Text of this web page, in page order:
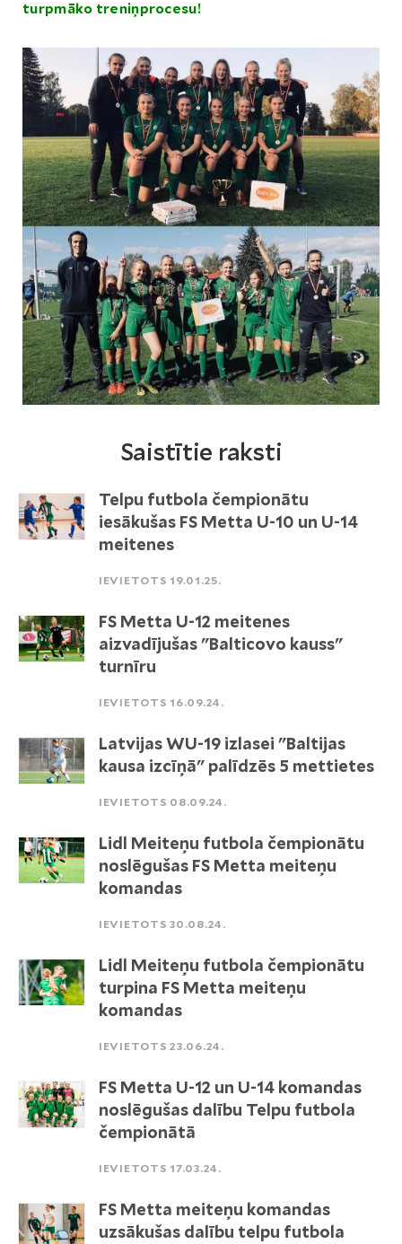
turpmāko treniņprocesu!
Saistītie raksti
Telpu futbola čempionātu
iesākušas FS Metta U-10 un U-14
meitenes
IEVIETOTS 19.01.25.
FS Metta U-12 meitenes
aizvadījušas "Balticovo kauss"
turnīru
IEVIETOTS 16.09.24.
Latvijas WU-19 izlasei "Baltijas
kausa izcīņā" palīdzēs 5 mettietes
IEVIETOTS 08.09.24.
Lidl Meiteņu futbola čempionātu
noslēgušas FS Metta meiteņu
komandas
IEVIETOTS 30.08.24.
Lidl Meiteņu futbola čempionātu
turpina FS Metta meiteņu
komandas
IEVIETOTS 23.06.24.
FS Metta U-12 un U-14 komandas
noslēgušas dalību Telpu futbola
čempionātā
IEVIETOTS 17.03.24.
FS Metta meiteņu komandas
uzsākušas dalību telpu futbola